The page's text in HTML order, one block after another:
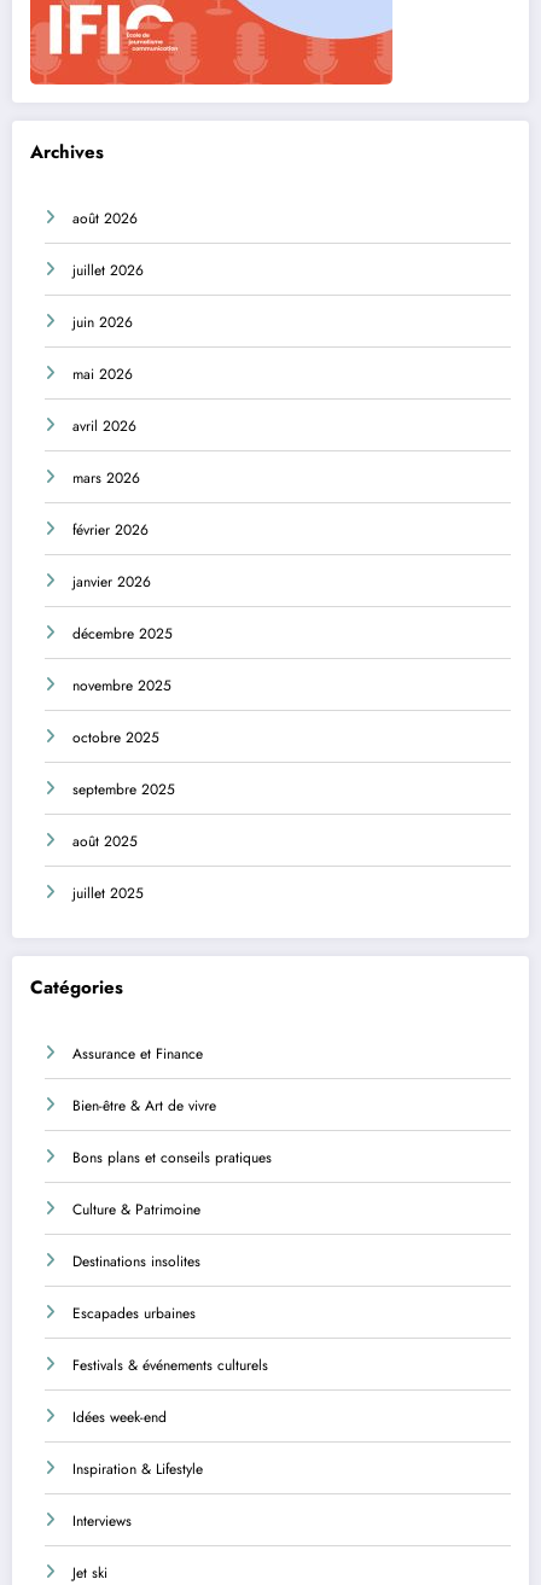
Archives
août 2026
juillet 2026
juin 2026
mai 2026
avril 2026
mars 2026
février 2026
janvier 2026
décembre 2025
novembre 2025
octobre 2025
septembre 2025
août 2025
juillet 2025
Catégories
Assurance et Finance
Bien-être & Art de vivre
Bons plans et conseils pratiques
Culture & Patrimoine
Destinations insolites
Escapades urbaines
Festivals & événements culturels
Idées week-end
Inspiration & Lifestyle
Interviews
Jet ski